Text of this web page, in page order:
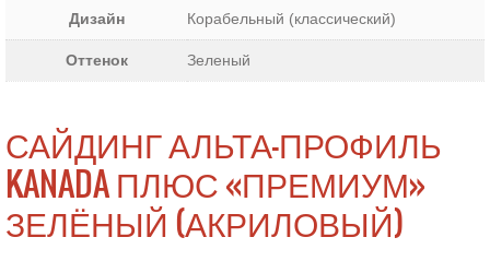
Дизайн Корабельный (классический)
Оттенок Зеленый
САЙДИНГ АЛЬТА-ПРОФИЛЬ
KANADA ПЛЮС «ПРЕМИУМ»
ЗЕЛЁНЫЙ (АКРИЛОВЫЙ)